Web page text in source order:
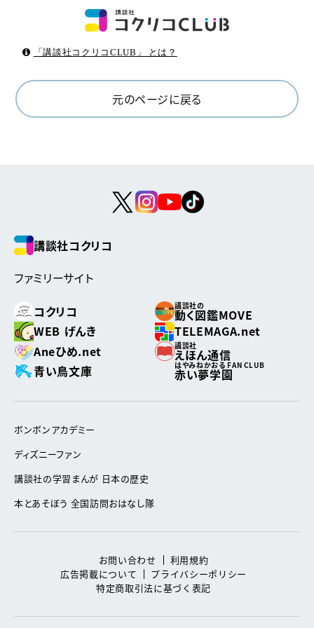
「講談社コクリコCLUB」 とは？
元のページに戻る
講談社コクリコ
ファミリーサイト
コクリコ
講談社の
動く図鑑MOVE
WEB げんき
TELEMAGA.net
Aneひめ.net
講談社
えほん通信
青い鳥文庫
はやみねかおる FAN CLUB
赤い夢学園
ボンボンアカデミー
ディズニーファン
講談社の学習まんが 日本の歴史
本とあそぼう 全国訪問おはなし隊
お問い合わせ
利用規約
広告掲載について
プライバシーポリシー
特定商取引法に基づく表記